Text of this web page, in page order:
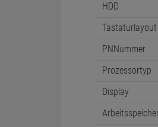
HDD
Tastaturlayout
PNNummer
Prozessortyp
Display